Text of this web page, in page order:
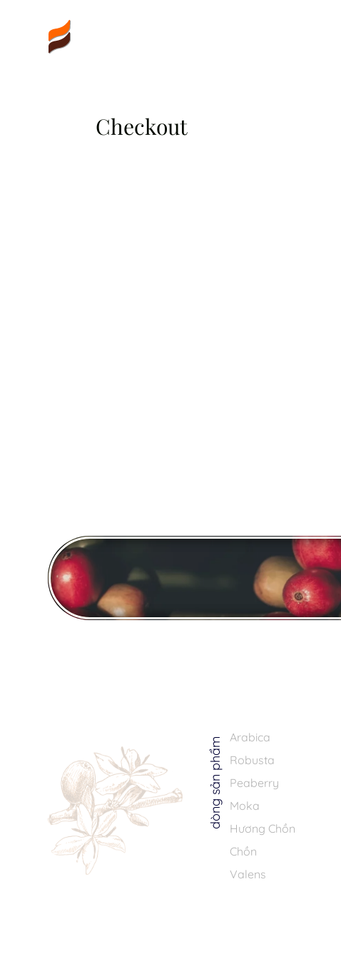
Checkout
dòng sản phẩm Arabica
Robusta
Peaberry
Moka
Hương Chồn
Chồn
Valens